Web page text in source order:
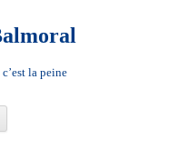
la peine